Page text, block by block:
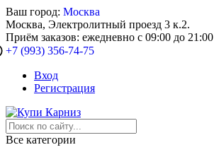
Ваш город: Москва
Москва, Электролитный проезд 3 к.2.
Приём заказов: ежедневно с 09:00 до 21:00
+7 (993) 356-74-75
Вход
Регистрация
Все категории